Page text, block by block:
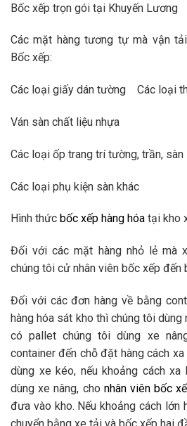
Bốc xếp trọn gói tại Khuyến Lương
Các mặt hàng tương tự mà vận
Bốc xếp:
Các loại giấy dán tường Các loại
Ván sàn chất liệu nhựa
Các loại ốp trang trí tường, trần, sàn
Các loại phụ kiện sàn khác
Hình thức bốc xếp hàng hóa tại kho
Đối với các mặt hàng nhỏ lẻ mà
chúng tôi cử nhân viên bốc xếp đến
Đối với các đơn hàng về bằng
hàng hóa sát kho thì chúng tôi dùng
có pallet chúng tôi dùng xe
container đến chỗ đặt hàng cách
dùng xe kéo, nếu khoảng cách
dùng xe nâng, cho nhân viên bốc
đưa vào kho. Nếu khoảng cách lớn